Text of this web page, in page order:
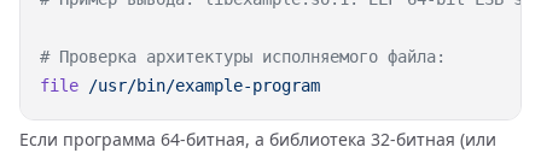
file
Если программа 64-битная, а библиотека 32-битная (или